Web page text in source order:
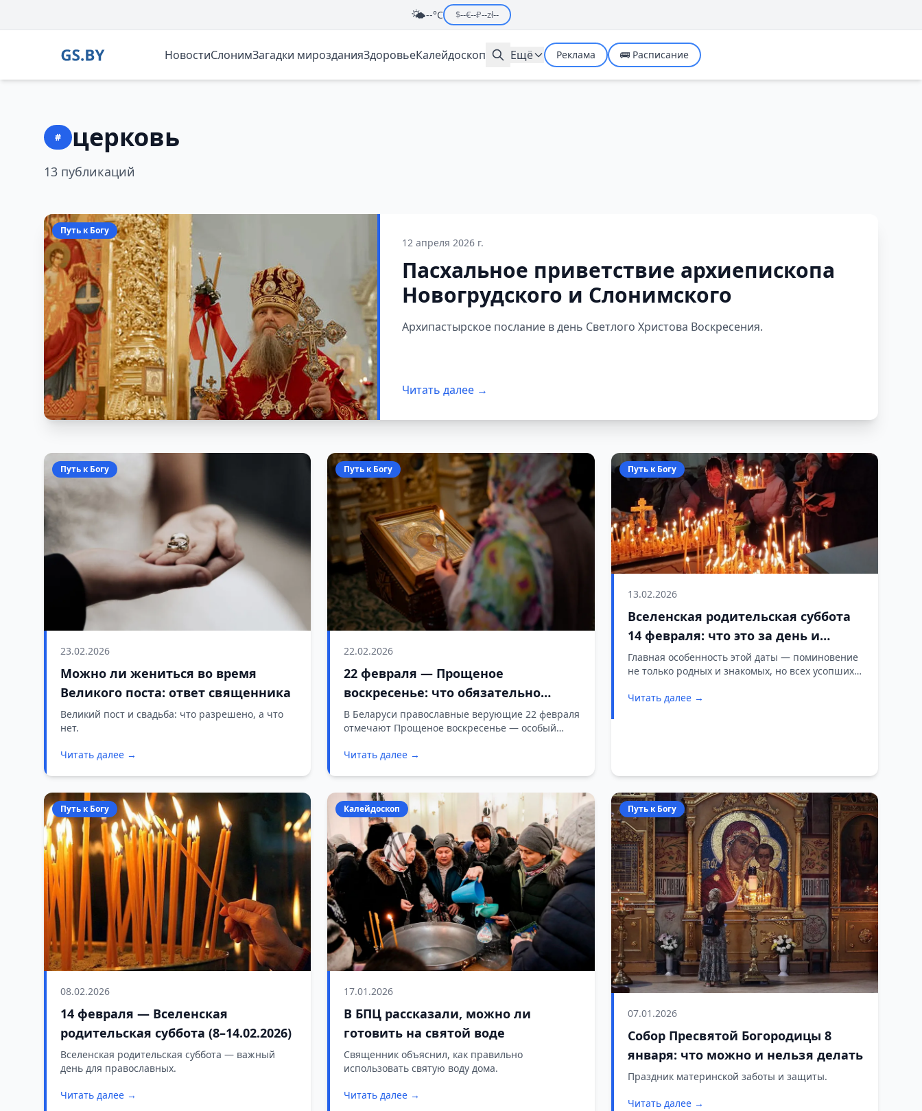
🌤️--°C $--€--₽--zł--
НовостиСлонимЗагадки мирозданияЗдоровьеКалейдоскоп Ещё Реклама 🚌 Расписание
# церковь
13 публикаций
Путь к Богу
12 апреля 2026 г.
Пасхальное приветствие архиепископа
Новогрудского и Слонимского
Архипастырское послание в день Светлого Христова Воскресения.
Читать далее →
Путь к Богу
23.02.2026
Можно ли жениться во время
Великого поста: ответ священника
Великий пост и свадьба: что разрешено, а что
нет.
Читать далее →
Путь к Богу
22.02.2026
22 февраля — Прощеное
воскресенье: что обязательно
нужно сделать в этот день
В Беларуси православные верующие 22 февраля
отмечают Прощеное воскресенье — особый
Масленичная неделя и начинается Великий
Читать далее →
Путь к Богу
13.02.2026
Вселенская родительская суббота
14 февраля: что это за день и
почему он особенный
Главная особенность этой даты — поминовение
не только родных и знакомых, но всех усопших
Читать далее →
Путь к Богу
08.02.2026
14 февраля — Вселенская
родительская суббота (8–14.02.2026)
Вселенская родительская суббота — важный
день для православных.
Читать далее →
Калейдоскоп
17.01.2026
В БПЦ рассказали, можно ли
готовить на святой воде
Священник объяснил, как правильно
использовать святую воду дома.
Читать далее →
Путь к Богу
07.01.2026
Собор Пресвятой Богородицы 8
января: что можно и нельзя делать
Праздник материнской заботы и защиты.
Читать далее →